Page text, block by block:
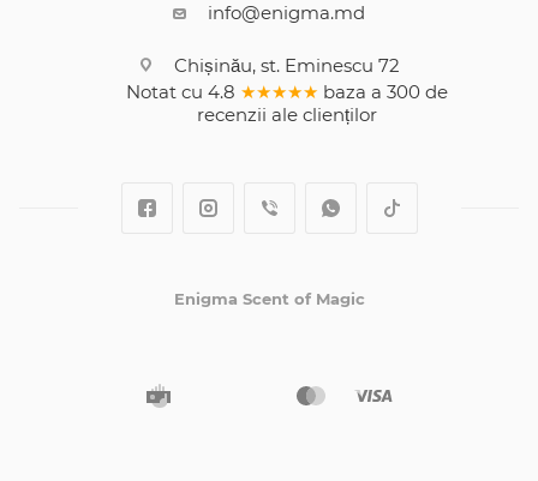
info@enigma.md
Chișinău, st. Eminescu 72
Notat cu 4.8 ★★★★★ baza a 300 de
recenzii ale clienților
Enigma Scent of Magic